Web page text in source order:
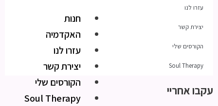
חנות
האקדמיה
עזרו לנו
יצירת קשר
הקורסים שלי
Soul Therapy
עזרו לנו
יצירת קשר
הקורסים שלי
Soul Therapy
עקבו אחריי